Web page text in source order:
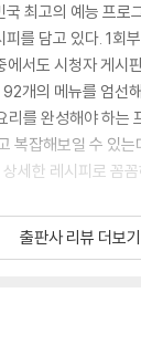
국 최고의 예능 프
를 담고 있다. 1회
에서도 시청자 게시
개의 메뉴를 엄선
리를 완성해야 하는
복잡해보일 수 있
세한 레시피로 꼼
라 만들 수 없었던
야 했던 이들, 기존
출판사 리뷰 더보기